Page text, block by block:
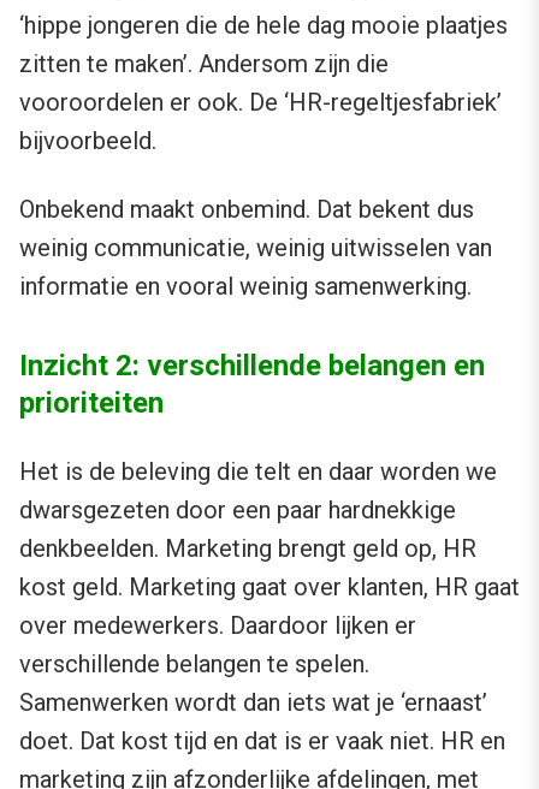
‘hippe jongeren die de hele dag mooie plaatjes
zitten te maken’. Andersom zijn die
vooroordelen er ook. De ‘HR-regeltjesfabriek’
bijvoorbeeld.
Onbekend maakt onbemind. Dat bekent dus
weinig communicatie, weinig uitwisselen van
informatie en vooral weinig samenwerking.
Inzicht 2: verschillende belangen en
prioriteiten
Het is de beleving die telt en daar worden we
dwarsgezeten door een paar hardnekkige
denkbeelden. Marketing brengt geld op, HR
kost geld. Marketing gaat over klanten, HR gaat
over medewerkers. Daardoor lijken er
verschillende belangen te spelen.
Samenwerken wordt dan iets wat je ‘ernaast’
doet. Dat kost tijd en dat is er vaak niet. HR en
marketing zijn afzonderlijke afdelingen, met